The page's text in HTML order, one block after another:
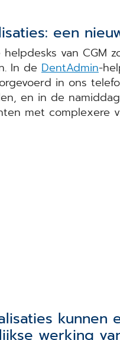
een
van CGM
In de DentAdmin-
in ons
en in de
met complexere
kunnen
werking